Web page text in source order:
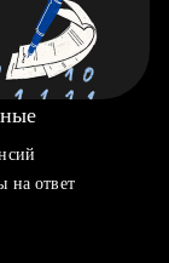
на ответ